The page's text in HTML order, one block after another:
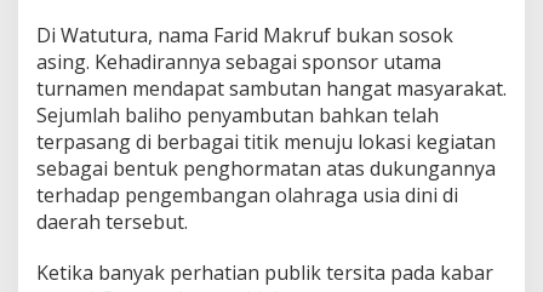
Di Watutura, nama Farid Makruf bukan sosok
asing. Kehadirannya sebagai sponsor utama
turnamen mendapat sambutan hangat masyarakat.
Sejumlah baliho penyambutan bahkan telah
terpasang di berbagai titik menuju lokasi kegiatan
sebagai bentuk penghormatan atas dukungannya
terhadap pengembangan olahraga usia dini di
daerah tersebut.
Ketika banyak perhatian publik tersita pada kabar